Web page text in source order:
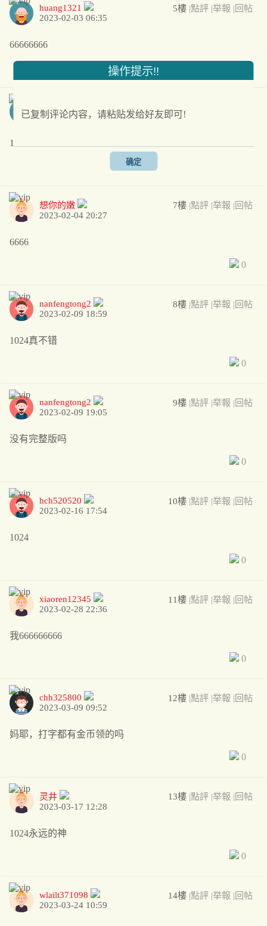
5樓 |點評 |举報 |回帖
huang1321
2023-02-03 06:35
66666666
2023-02-04 19:20
1024
7樓 |點評 |举報 |回帖
想你的嫩
2023-02-04 20:27
6666
0
8樓 |點評 |举報 |回帖
nanfengtong2
2023-02-09 18:59
1024真不错
0
9樓 |點評 |举報 |回帖
nanfengtong2
2023-02-09 19:05
没有完整版吗
0
10樓 |點評 |举報 |回帖
hch520520
2023-02-16 17:54
1024
0
11樓 |點評 |举報 |回帖
xiaoren12345
2023-02-28 22:36
我666666666
0
12樓 |點評 |举報 |回帖
chh325800
2023-03-09 09:52
妈耶，打字都有金币领的吗
0
13樓 |點評 |举報 |回帖
灵井
2023-03-17 12:28
1024永远的神
0
14樓 |點評 |举報 |回帖
wlailt371098
2023-03-24 10:59
操作提示!!
已复制评论内容，请粘贴发给好友即可!
确定